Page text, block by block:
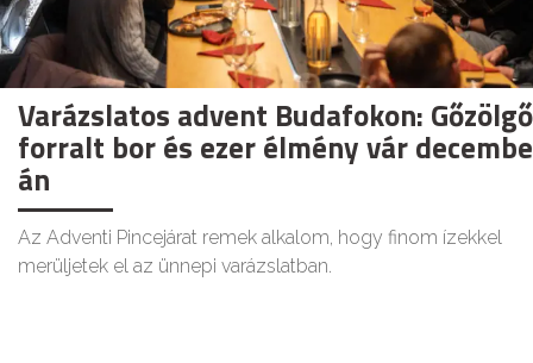
Varázslatos advent Budafokon: Gőzölgő
forralt bor és ezer élmény vár
án
Az Adventi Pincejárat remek alkalom, hogy finom ízekkel
merüljetek el az ünnepi varázslatban.